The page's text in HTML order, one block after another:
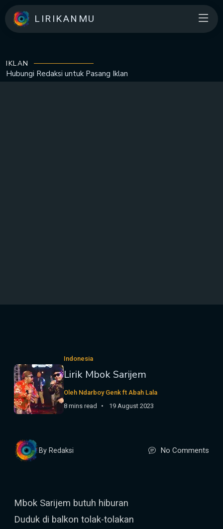
LIRIKANMU
IKLAN
Hubungi Redaksi untuk Pasang Iklan
Indonesia
Lirik Mbok Sarijem
Oleh Ndarboy Genk ft Abah Lala
8 mins read
19 August 2023
By Redaksi No Comments
Mbok Sarijem butuh hiburan
Duduk di balkon tolak-tolakan